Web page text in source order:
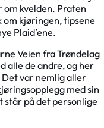
kvelden. Praten
om kjøringen, tipsene
Plaid’ene.
Veien fra Trøndelag
alle de andre, og her
var nemlig aller
med sin
står på det personlige